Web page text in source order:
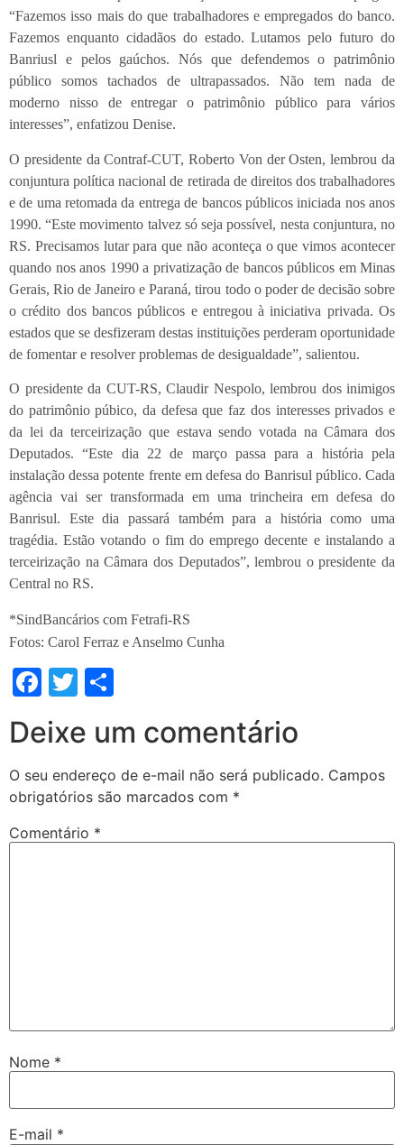
“Fazemos isso mais do que trabalhadores e empregados do banco.
Fazemos enquanto cidadãos do estado. Lutamos pelo futuro do
Banriusl e pelos gaúchos. Nós que defendemos o patrimônio
público somos tachados de ultrapassados. Não tem nada de
moderno nisso de entregar o patrimônio público para vários
interesses”, enfatizou Denise.
O presidente da Contraf-CUT, Roberto Von der Osten, lembrou da
conjuntura política nacional de retirada de direitos dos trabalhadores
e de uma retomada da entrega de bancos públicos iniciada nos anos
1990. “Este movimento talvez só seja possível, nesta conjuntura, no
RS. Precisamos lutar para que não aconteça o que vimos acontecer
quando nos anos 1990 a privatização de bancos públicos em Minas
Gerais, Rio de Janeiro e Paraná, tirou todo o poder de decisão sobre
o crédito dos bancos públicos e entregou à iniciativa privada. Os
estados que se desfizeram destas instituições perderam oportunidade
de fomentar e resolver problemas de desigualdade”, salientou.
O presidente da CUT-RS, Claudir Nespolo, lembrou dos inimigos
do patrimônio púbico, da defesa que faz dos interesses privados e
da lei da terceirização que estava sendo votada na Câmara dos
Deputados. “Este dia 22 de março passa para a história pela
instalação dessa potente frente em defesa do Banrisul público. Cada
agência vai ser transformada em uma trincheira em defesa do
Banrisul. Este dia passará também para a história como uma
tragédia. Estão votando o fim do emprego decente e instalando a
terceirização na Câmara dos Deputados”, lembrou o presidente da
Central no RS.
*SindBancários com Fetrafi-RS
Fotos: Carol Ferraz e Anselmo Cunha
Facebook
Twitter
Deixe um comentário
O seu endereço de e-mail não será publicado. Campos
obrigatórios são marcados com *
Comentário *
Nome *
E-mail *